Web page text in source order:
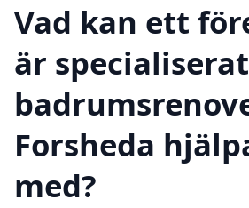
Vad kan ett
är
Forsheda
med?